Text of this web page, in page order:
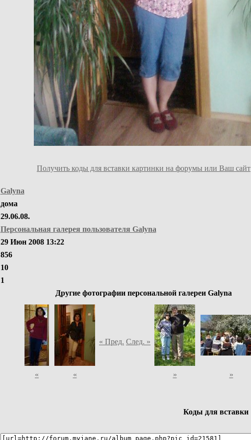
Получить коды для вставки картинки на форумы или Ваш сайт
Galyna
дома
29.06.08.
Персональная галерея пользователя Galyna
29 Июн 2008 13:22
856
10
1
Другие фотографии персональной галереи Galyna
« «
« Пред. След. »
» »
Коды для вставки